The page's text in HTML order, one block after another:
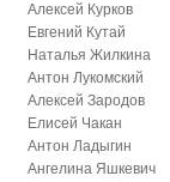
Алексей Курков
Евгений Кутай
Наталья Жилкина
Антон Лукомский
Алексей Зародов
Елисей Чакан
Антон Ладыгин
Ангелина Яшкевич